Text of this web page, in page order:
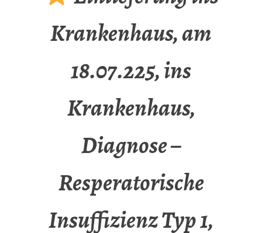
Krankenhaus, am
18.07.225, ins
Krankenhaus,
Diagnose –
Resperatorische
Insuffizienz Typ 1,